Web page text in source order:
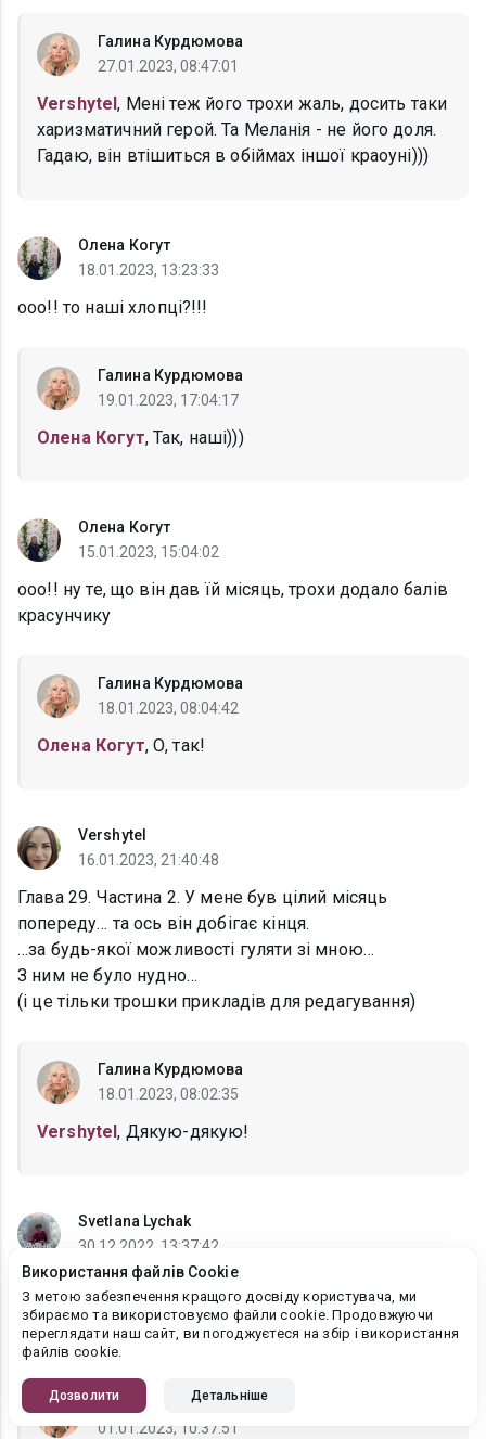
Галина Курдюмова
27.01.2023, 08:47:01
Vershytel, Мені теж його трохи жаль, досить таки
харизматичний герой. Та Меланія - не його доля.
Гадаю, він втішиться в обіймах іншої краоуні)))
Олена Когут
18.01.2023, 13:23:33
ооо!! то наші хлопці?!!!
Галина Курдюмова
19.01.2023, 17:04:17
Олена Когут, Так, наші)))
Олена Когут
15.01.2023, 15:04:02
ооо!! ну те, що він дав їй місяць, трохи додало балів
красунчику
Галина Курдюмова
18.01.2023, 08:04:42
Олена Когут, О, так!
Vershytel
16.01.2023, 21:40:48
Глава 29. Частина 2. У мене був цілий місяць
попереду… та ось він добігає кінця.
…за будь-якої можливості гуляти зі мною…
З ним не було нудно…
(і це тільки трошки прикладів для редагування)
Галина Курдюмова
18.01.2023, 08:02:35
Vershytel, Дякую-дякую!
Svetlana Lychak
30.12.2022, 13:37:42
Дякую за цікавий твір, з нетерпінням чекатиму
продовження. Нових творчих успіхів, з Новим роком.
Хай він принесе перемогу і мир.
Галина Курдюмова
01.01.2023, 10:37:51
Використання файлів Cookie
З метою забезпечення кращого досвіду користувача, ми
збираємо та використовуємо файли cookie. Продовжуючи
переглядати наш сайт, ви погоджуєтеся на збір і використання
файлів cookie.
Дозволити Детальніше